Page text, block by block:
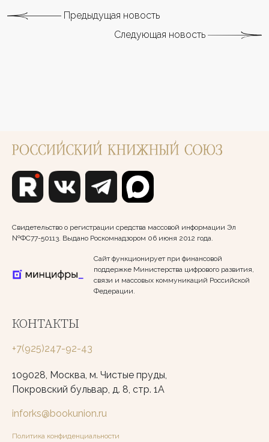
Предыдущая новость
Следующая новость
Свидетельство о регистрации средства массовой информации Эл
№ФС77-50113. Выдано Роскомнадзором 06 июня 2012 года.
Сайт функционирует при финансовой
поддержке Министерства цифрового развития,
связи и массовых коммуникаций Российской
Федерации.
КОНТАКТЫ
+7(925)247-92-43
109028, Москва, м. Чистые пруды,
Покровский бульвар, д. 8, стр. 1А
inforks@bookunion.ru
Политика конфиденциальности